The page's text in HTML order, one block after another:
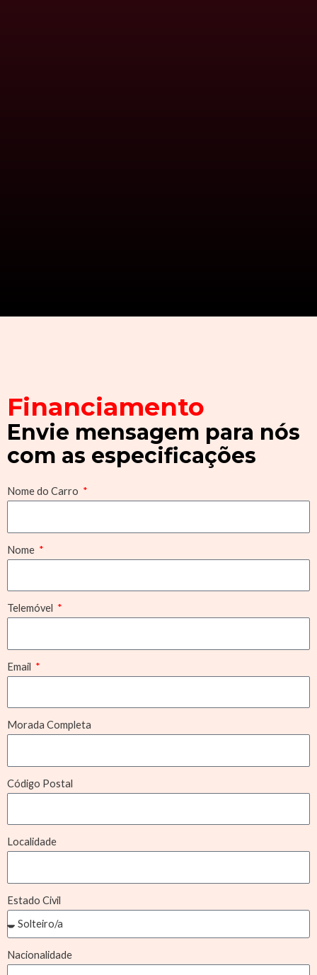
Financiamento
Envie mensagem para nós
com as especificações
Nome do Carro
Nome
Telemóvel
Email
Morada Completa
Código Postal
Localidade
Estado Civil
Nacionalidade